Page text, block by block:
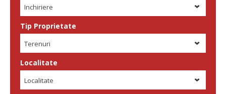
Inchiriere
Tip Proprietate
Terenuri
Localitate
Localitate